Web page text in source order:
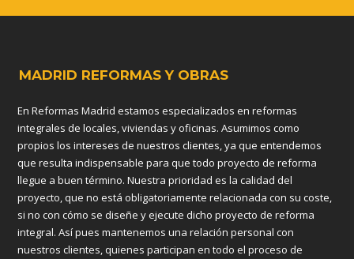
MADRID REFORMAS Y OBRAS
En Reformas Madrid estamos especializados en reformas
integrales de locales, viviendas y oficinas. Asumimos como
propios los intereses de nuestros clientes, ya que entendemos
que resulta indispensable para que todo proyecto de reforma
llegue a buen término. Nuestra prioridad es la calidad del
proyecto, que no está obligatoriamente relacionada con su coste,
si no con cómo se diseñe y ejecute dicho proyecto de reforma
integral. Así pues mantenemos una relación personal con
nuestros clientes, quienes participan en todo el proceso de